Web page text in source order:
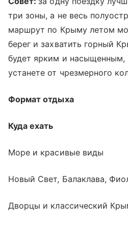
три зоны, а не весь
маршрут по Крыму летом
берег и захватить горный
будет ярким и насыщенным,
устанете от чрезмерного
Формат отдыха
Куда ехать
Море и красивые виды
Новый Свет, Балаклава,
Дворцы и классический